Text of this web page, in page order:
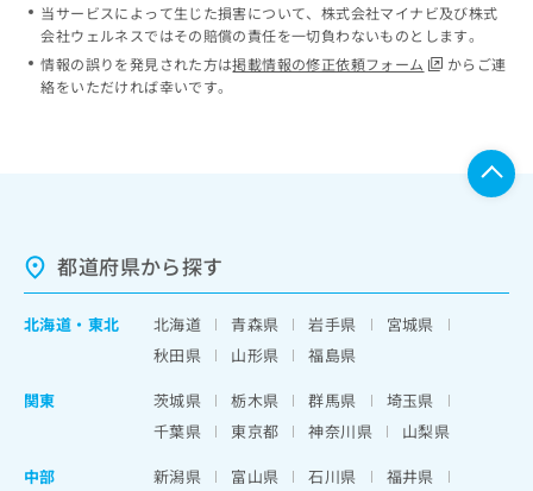
当サービスによって生じた損害について、株式会社マイナビ及び株式
会社ウェルネスではその賠償の責任を一切負わないものとします。
情報の誤りを発見された方は掲載情報の修正依頼フォーム
からご連
絡をいただければ幸いです。
都道府県から探す
北海道 ・ 東北 北海道 青森県 岩手県
宮城県
秋田県
山形県
福島県
関東
茨城県 栃木県 群馬県
埼玉県
千葉県
東京都 神奈川県
山梨県
中部
新潟県 富山県 石川県
福井県